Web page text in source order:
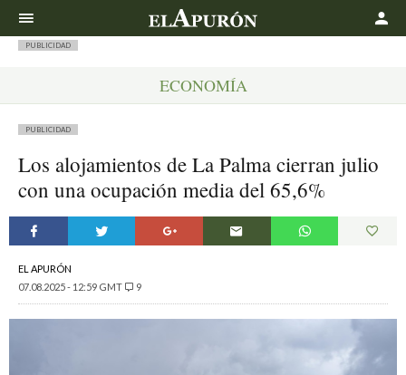
PUBLICIDAD
ECONOMÍA
PUBLICIDAD
Los alojamientos de La Palma cierran julio
con una ocupación media del 65,6%
EL APURÓN
07.08.2025 - 12:59 GMT
9